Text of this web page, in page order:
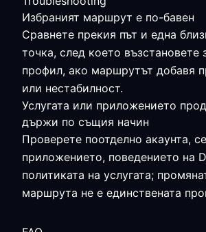
Избраният маршрут е по-бавен
Сравнете прекия път и една
точка, след което възстановете
профил, ако маршрутът добавя
или нестабилност.
Услугата или приложението
държи по същия начин
Проверете поотделно акаунта,
приложението, поведението на
политиката на услугата;
маршрута не е единствената